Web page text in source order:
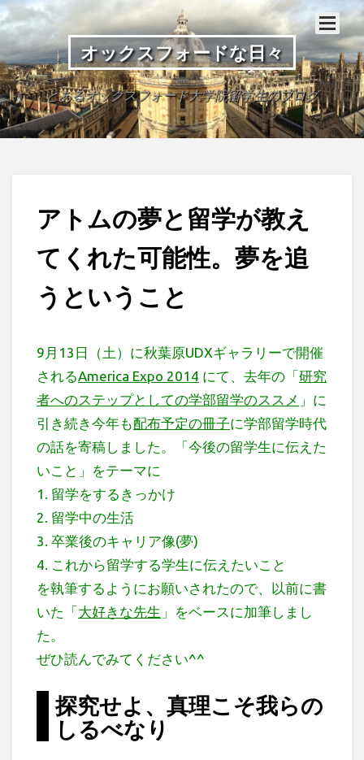
オックスフォードな日々
とあるオックスフォード大学院留学生のブログ
アトムの夢と留学が教え
てくれた可能性。夢を追
うということ
9月13日（土）に秋葉原UDXギャラリーで開催
されるAmerica Expo 2014 にて、去年の「研究
者へのステップとしての学部留学のススメ 」に
引き続き今年も配布予定の冊子に学部留学時代
の話を寄稿しました。「今後の留学生に伝えた
いこと」をテーマに
1. 留学をするきっかけ
2. 留学中の生活
3. 卒業後のキャリア像(夢)
4. これから留学する学生に伝えたいこと
を執筆するようにお願いされたので、以前に書
いた「大好きな先生 」をベースに加筆しまし
た。
ぜひ読んでみてください^^
探究せよ、真理こそ我らの
しるべなり